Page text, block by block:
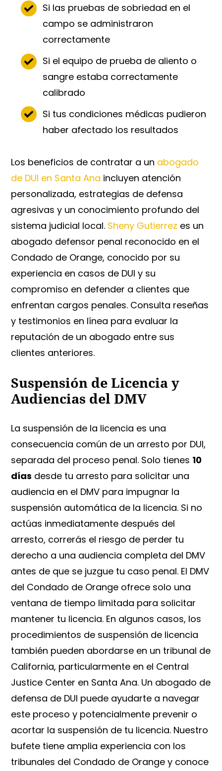
Si las pruebas de sobriedad en el
campo se administraron
correctamente
Si el equipo de prueba de aliento o
sangre estaba correctamente
calibrado
Si tus condiciones médicas pudieron
haber afectado los resultados
Los beneficios de contratar a un abogado
de DUI en Santa Ana incluyen atención
personalizada, estrategias de defensa
agresivas y un conocimiento profundo del
sistema judicial local. Sheny Gutierrez es un
abogado defensor penal reconocido en el
Condado de Orange, conocido por su
experiencia en casos de DUI y su
compromiso en defender a clientes que
enfrentan cargos penales. Consulta reseñas
y testimonios en línea para evaluar la
reputación de un abogado entre sus
clientes anteriores.
Suspensión de Licencia y
Audiencias del DMV
La suspensión de la licencia es una
consecuencia común de un arresto por DUI,
separada del proceso penal. Solo tienes 10
días desde tu arresto para solicitar una
audiencia en el DMV para impugnar la
suspensión automática de la licencia. Si no
actúas inmediatamente después del
arresto, correrás el riesgo de perder tu
derecho a una audiencia completa del DMV
antes de que se juzgue tu caso penal. El DMV
del Condado de Orange ofrece solo una
ventana de tiempo limitada para solicitar
mantener tu licencia. En algunos casos, los
procedimientos de suspensión de licencia
también pueden abordarse en un tribunal de
California, particularmente en el Central
Justice Center en Santa Ana. Un abogado de
defensa de DUI puede ayudarte a navegar
este proceso y potencialmente prevenir o
acortar la suspensión de tu licencia. Nuestro
bufete tiene amplia experiencia con los
tribunales del Condado de Orange y conoce